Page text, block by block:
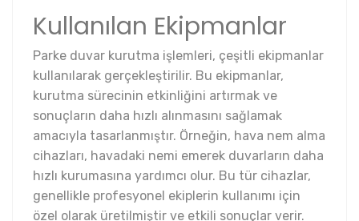
Kullanılan Ekipmanlar
Parke duvar kurutma işlemleri, çeşitli ekipmanlar
kullanılarak gerçekleştirilir. Bu ekipmanlar,
kurutma sürecinin etkinliğini artırmak ve
sonuçların daha hızlı alınmasını sağlamak
amacıyla tasarlanmıştır. Örneğin, hava nem alma
cihazları, havadaki nemi emerek duvarların daha
hızlı kurumasına yardımcı olur. Bu tür cihazlar,
genellikle profesyonel ekiplerin kullanımı için
özel olarak üretilmiştir ve etkili sonuçlar verir.